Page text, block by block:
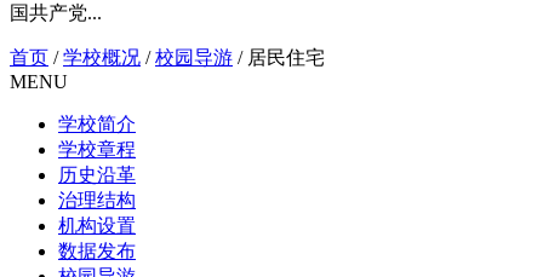
国共产党...
首页 /学校概况 /校园导游 / 居民住宅
MENU
学校简介
学校章程
历史沿革
治理结构
机构设置
数据发布